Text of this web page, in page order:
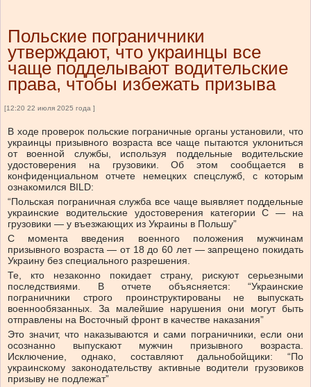
Польские пограничники
утверждают, что украинцы все
чаще подделывают водительские
права, чтобы избежать призыва
[12:20 22 июля 2025 года ]
В ходе проверок польские пограничные органы установили, что
украинцы призывного возраста все чаще пытаются уклониться
от военной службы, используя поддельные водительские
удостоверения на грузовики. Об этом сообщается в
конфиденциальном отчете немецких спецслужб, с которым
ознакомился BILD:
“Польская пограничная служба все чаще выявляет поддельные
украинские водительские удостоверения категории C — на
грузовики — у въезжающих из Украины в Польшу”
С момента введения военного положения мужчинам
призывного возраста — от 18 до 60 лет — запрещено покидать
Украину без специального разрешения.
Те, кто незаконно покидает страну, рискуют серьезными
последствиями. В отчете объясняется: “Украинские
пограничники строго проинструктированы не выпускать
военнообязанных. За малейшие нарушения они могут быть
отправлены на Восточный фронт в качестве наказания”
Это значит, что наказываются и сами пограничники, если они
осознанно выпускают мужчин призывного возраста.
Исключение, однако, составляют дальнобойщики: “По
украинскому законодательству активные водители грузовиков
призыву не подлежат”